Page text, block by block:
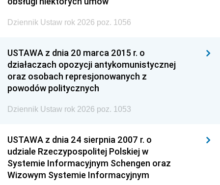
Dziennik Ustaw rok 2026 poz. 1056
USTAWA z dnia 20 marca 2015 r. o
działaczach opozycji antykomunistycznej
oraz osobach represjonowanych z
powodów politycznych
Dziennik Ustaw rok 2026 poz. 1053
USTAWA z dnia 24 sierpnia 2007 r. o
udziale Rzeczypospolitej Polskiej w
Systemie Informacyjnym Schengen oraz
Wizowym Systemie Informacyjnym